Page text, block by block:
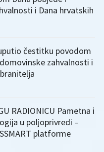
i Dana hrvatskih
čestitku povodom
zahvalnosti i
RADIONICU Pametna i
u poljoprivredi –
platforme